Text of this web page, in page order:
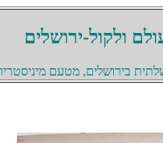
ולקול-ירושלים
בירושלים, מטעם